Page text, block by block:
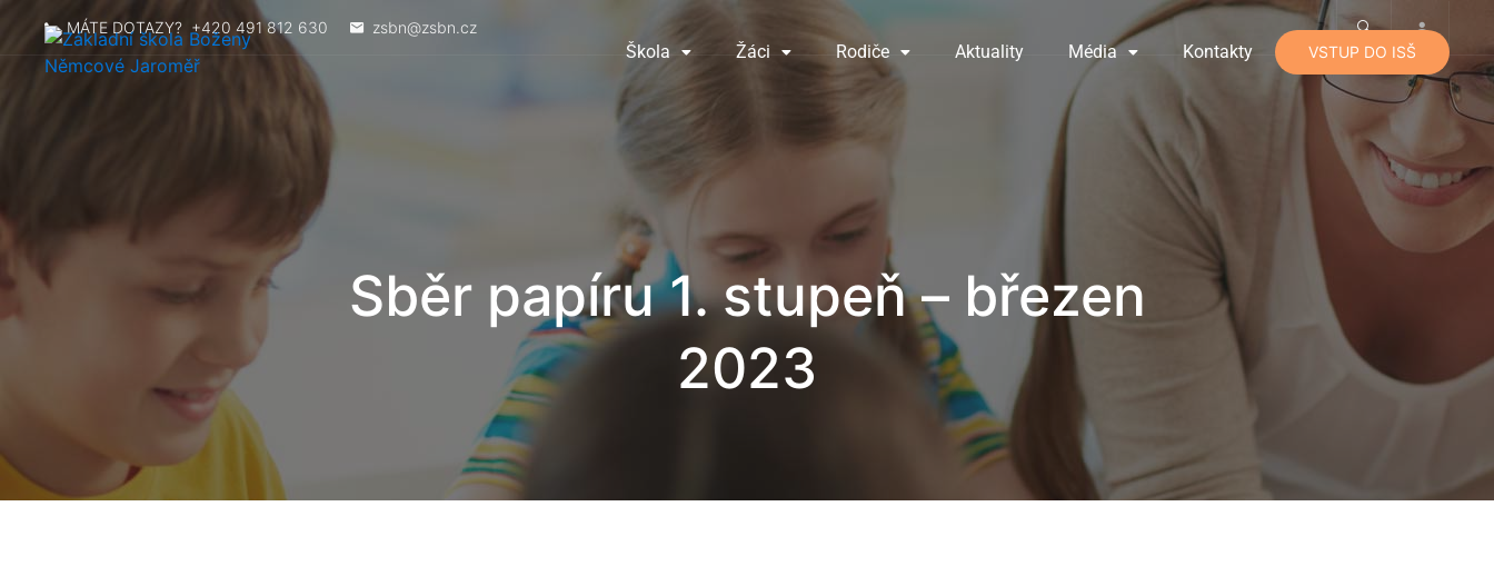
MÁTE DOTAZY? +420 491 812 630 zsbn@zsbn.cz
Škola Žáci Rodiče Aktuality Média Kontakty VSTUP DO ISŠ
Sběr papíru 1. stupeň – březen
2023